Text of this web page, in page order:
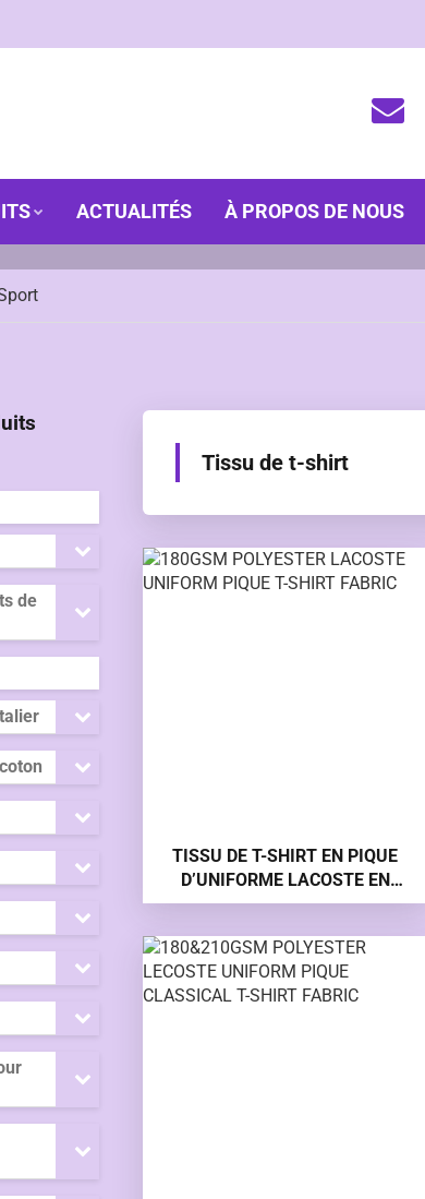
ACTUALITÉS À PROPOS DE NOUS
Tissu de t-shirt
TISSU DE T-SHIRT EN PIQUE
D’UNIFORME LACOSTE EN
POLYESTER 180 GSM
de